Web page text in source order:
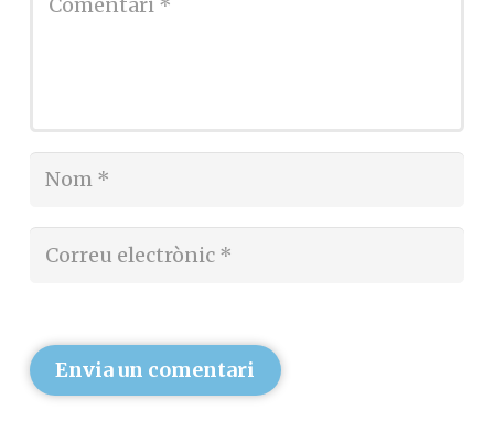
Envia un comentari